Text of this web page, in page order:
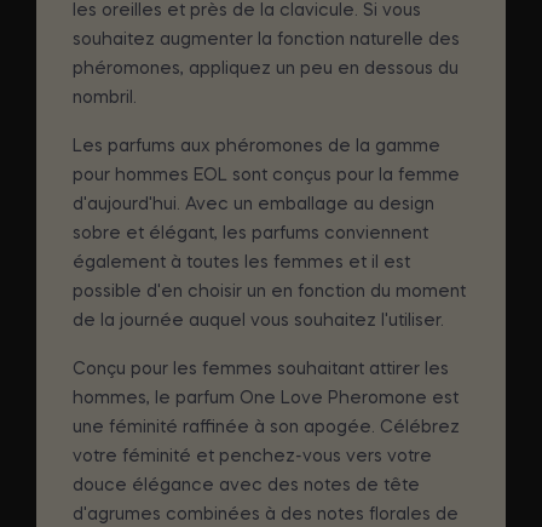
les oreilles et près de la clavicule. Si vous
souhaitez augmenter la fonction naturelle des
phéromones, appliquez un peu en dessous du
nombril.
Les parfums aux phéromones de la gamme
pour hommes EOL sont conçus pour la femme
d'aujourd'hui. Avec un emballage au design
sobre et élégant, les parfums conviennent
également à toutes les femmes et il est
possible d'en choisir un en fonction du moment
de la journée auquel vous souhaitez l'utiliser.
Conçu pour les femmes souhaitant attirer les
hommes, le parfum One Love Pheromone est
une féminité raffinée à son apogée. Célébrez
votre féminité et penchez-vous vers votre
douce élégance avec des notes de tête
d'agrumes combinées à des notes florales de